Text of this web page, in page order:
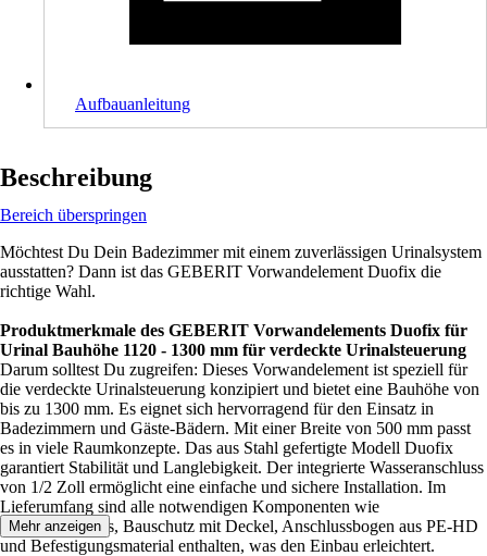
Aufbauanleitung
Beschreibung
Bereich überspringen
Möchtest Du Dein Badezimmer mit einem zuverlässigen Urinalsystem
ausstatten? Dann ist das GEBERIT Vorwandelement Duofix die
richtige Wahl.
Produktmerkmale des GEBERIT Vorwandelements Duofix für
Urinal Bauhöhe 1120 - 1300 mm für verdeckte Urinalsteuerung
Darum solltest Du zugreifen: Dieses Vorwandelement ist speziell für
die verdeckte Urinalsteuerung konzipiert und bietet eine Bauhöhe von
bis zu 1300 mm. Es eignet sich hervorragend für den Einsatz in
Badezimmern und Gäste-Bädern. Mit einer Breite von 500 mm passt
es in viele Raumkonzepte. Das aus Stahl gefertigte Modell Duofix
garantiert Stabilität und Langlebigkeit. Der integrierte Wasseranschluss
von 1/2 Zoll ermöglicht eine einfache und sichere Installation. Im
Lieferumfang sind alle notwendigen Komponenten wie
Wasseranschluss, Bauschutz mit Deckel, Anschlussbogen aus PE-HD
und Befestigungsmaterial enthalten, was den Einbau erleichtert.
Mehr anzeigen